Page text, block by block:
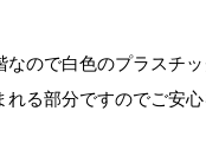
なので白色のプラスチッ
れる部分ですのでご安